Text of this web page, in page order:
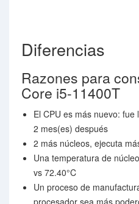
Diferencias
Razones para
Core i5-11400T
El CPU es más nuevo:
2 mes(es) después
2 más núcleos, ejecuta
Una temperatura de
vs 72.40°C
Un proceso de
procesador sea más